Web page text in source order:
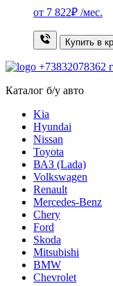
от 7 822₽ /мес.
Купить в
+73832078362
Каталог б/у авто
Kia
Hyundai
Nissan
Toyota
ВАЗ (Lada)
Volkswagen
Renault
Mercedes-Benz
Chery
Ford
Skoda
Mitsubishi
BMW
Chevrolet